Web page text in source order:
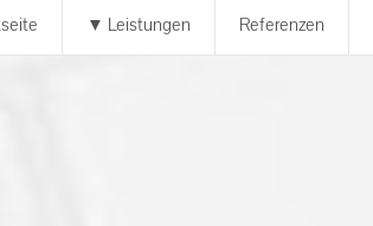
▼ Leistungen Referenzen